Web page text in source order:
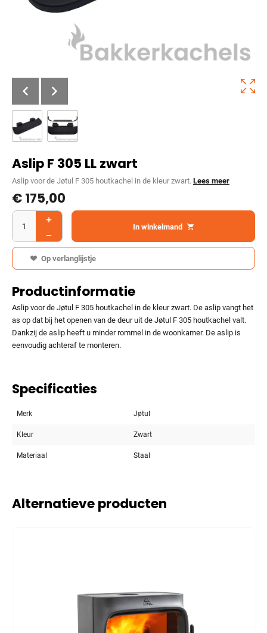
Aslip F 305 LL zwart
Aslip voor de Jøtul F 305 houtkachel in de kleur zwart. Lees meer
€175,00
In winkelmand
Op verlanglijstje
Productinformatie
Aslip voor de Jøtul F 305 houtkachel in de kleur zwart. De aslip vangt het
as op dat bij het openen van de deur uit de Jøtul F 305 houtkachel valt.
Dankzij de aslip heeft u minder rommel in de woonkamer. De aslip is
eenvoudig achteraf te monteren.
Specificaties
Merk Jøtul
Kleur Zwart
Materiaal Staal
Alternatieve producten